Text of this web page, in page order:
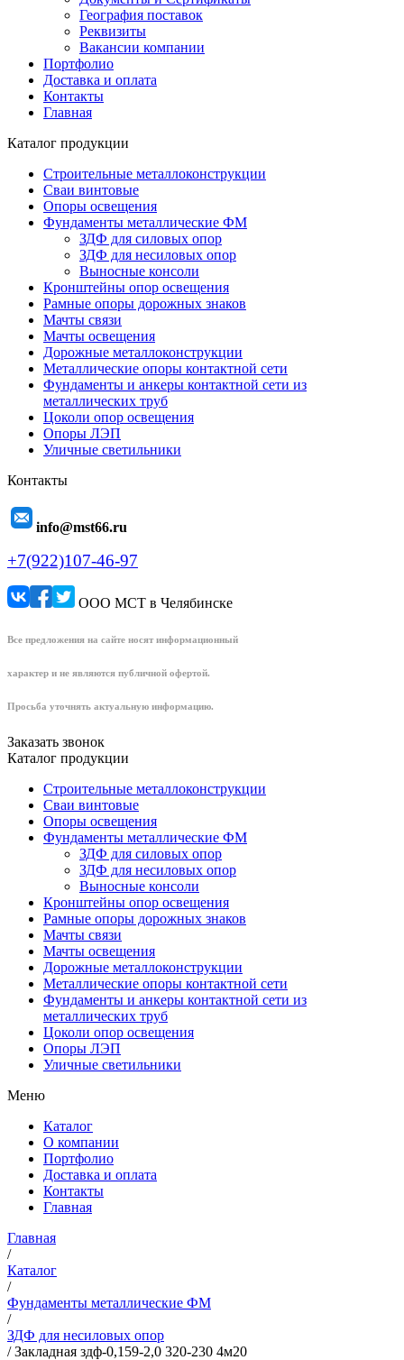
География поставок
Реквизиты
Вакансии компании
Портфолио
Доставка и оплата
Контакты
Главная
Каталог продукции
Строительные металлоконструкции
Сваи винтовые
Опоры освещения
Фундаменты металлические ФМ
ЗДФ для силовых опор
ЗДФ для несиловых опор
Выносные консоли
Кронштейны опор освещения
Рамные опоры дорожных знаков
Мачты связи
Мачты освещения
Дорожные металлоконструкции
Металлические опоры контактной сети
Фундаменты и анкеры контактной сети из
металлических труб
Цоколи опор освещения
Опоры ЛЭП
Уличные светильники
Контакты
info@mst66.ru
+7(922)107-46-97
ООО МСТ в Челябинске
Все предложения на сайте носят информационный
характер и не являются публичной офертой.
Просьба уточнять актуальную информацию.
Заказать звонок
Каталог продукции
Строительные металлоконструкции
Сваи винтовые
Опоры освещения
Фундаменты металлические ФМ
ЗДФ для силовых опор
ЗДФ для несиловых опор
Выносные консоли
Кронштейны опор освещения
Рамные опоры дорожных знаков
Мачты связи
Мачты освещения
Дорожные металлоконструкции
Металлические опоры контактной сети
Фундаменты и анкеры контактной сети из
металлических труб
Цоколи опор освещения
Опоры ЛЭП
Уличные светильники
Меню
Каталог
О компании
Портфолио
Доставка и оплата
Контакты
Главная
Главная
/
Каталог
/
Фундаменты металлические ФМ
/
ЗДФ для несиловых опор
/Закладная здф-0,159-2,0 320-230 4м20